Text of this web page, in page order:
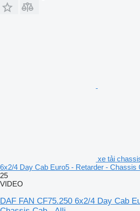
xe tải
6x2/4 Day Cab Euro5 - Retarder - Chassis
25
VIDEO
DAF FAN CF75.250 6x2/4 Day Cab